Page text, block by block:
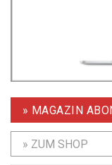
» MAGAZIN
» ZUM SHOP